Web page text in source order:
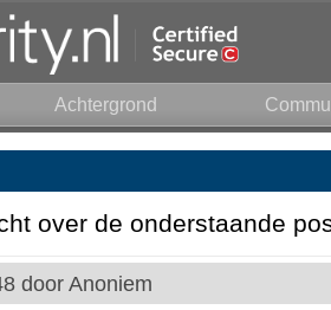
Achtergrond
over de onderstaande
door Anoniem